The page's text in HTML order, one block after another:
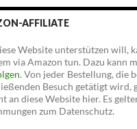
AFFILIATE
Website unterstützen will,
via Amazon tun. Dazu kann
. Von jeder Bestellung, die
Besuch getätigt wird,
an diese Website hier. Es
zum Datenschutz.